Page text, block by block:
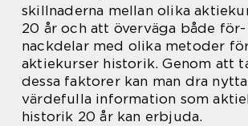
skillnaderna mellan olika
20 år och att överväga både
nackdelar med olika metoder
aktiekurser historik. Genom att
dessa faktorer kan man dra
värdefulla information som
historik 20 år kan erbjuda.